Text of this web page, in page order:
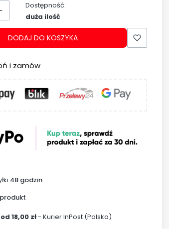
Dostępność:
duża ilość
DODAJ DO KOSZYKA
i zamów
48 godzin
od 18,00 zł- Kurier InPost (Polska)